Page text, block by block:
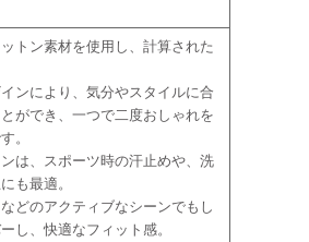
トン素材を使用し、計算された
ンにより、気分やスタイルに合
ができ、一つで二度おしゃれを
。
は、スポーツ時の汗止めや、洗
も最適。
どのアクティブなシーンでもし
し、快適なフィット感。